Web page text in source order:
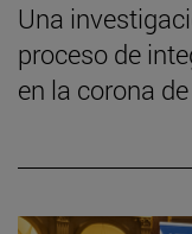
Una
proceso de
en la corona